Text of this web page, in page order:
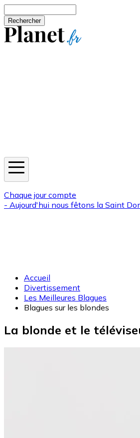
Chaque jour compte
- Aujourd'hui nous fêtons la Saint
Accueil
Divertissement
Les Meilleures Blagues
Blagues sur les blondes
La blonde et le